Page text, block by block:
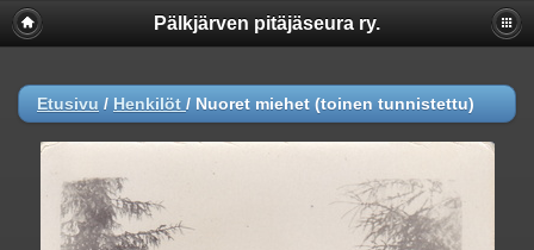
Pälkjärven pitäjäseura ry.
Etusivu / Henkilöt / Nuoret miehet (toinen tunnistettu)